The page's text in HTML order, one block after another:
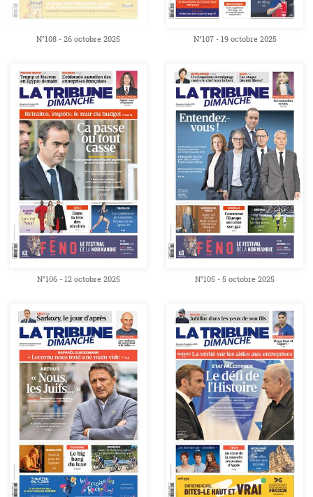
N°108 - 26 octobre 2025 N°107 - 19 octobre 2025
N°106 - 12 octobre 2025 N°105 - 5 octobre 2025